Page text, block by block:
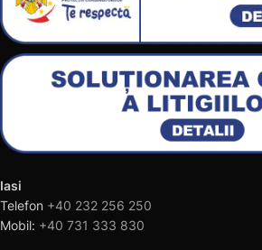
Iasi
Telefon +40 232 256 250
Mobil: +40 731 333 830